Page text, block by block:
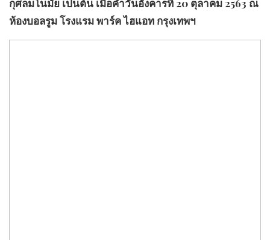
กุศลมโนมัย เป็นต้น เมื่อค่ำวันอังคารที่ 20 ตุลาคม 2563 ณ
ห้องบอลรูม โรงแรม พาร์ค ไฮแอท กรุงเทพฯ